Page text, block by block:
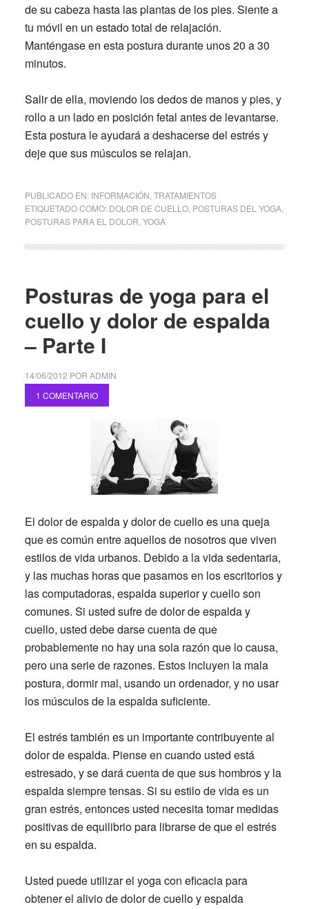
de su cabeza hasta las plantas de los pies. Siente a
tu móvil en un estado total de relajación.
Manténgase en esta postura durante unos 20 a 30
minutos.
Salir de ella, moviendo los dedos de manos y pies, y
rollo a un lado en posición fetal antes de levantarse.
Esta postura le ayudará a deshacerse del estrés y
deje que sus músculos se relajan.
PUBLICADO EN: INFORMACIÓN TRATAMIENTOS
ETIQUETADO COMO: DOLOR DE CUELLO, POSTURAS DEL YOGA,
POSTURAS PARA EL DOLOR YOGA
Posturas de yoga para el
cuello y dolor de espalda
– Parte I
14/06/2012 POR ADMIN
1 COMENTARIO
El dolor de espalda y dolor de cuello es una queja
que es común entre aquellos de nosotros que viven
estilos de vida urbanos. Debido a la vida sedentaria,
y las muchas horas que pasamos en los escritorios y
las computadoras, espalda superior y cuello son
comunes. Si usted sufre de dolor de espalda y
cuello, usted debe darse cuenta de que
probablemente no hay una sola razón que lo causa,
pero una serie de razones. Estos incluyen la mala
postura, dormir mal, usando un ordenador, y no usar
los músculos de la espalda suficiente.
El estrés también es un importante contribuyente al
dolor de espalda. Piense en cuando usted está
estresado, y se dará cuenta de que sus hombros y la
espalda siempre tensas. Si su estilo de vida es un
gran estrés, entonces usted necesita tomar medidas
positivas de equilibrio para librarse de que el estrés
en su espalda.
Usted puede utilizar el yoga con eficacia para
obtener el alivio de dolor de cuello y espalda